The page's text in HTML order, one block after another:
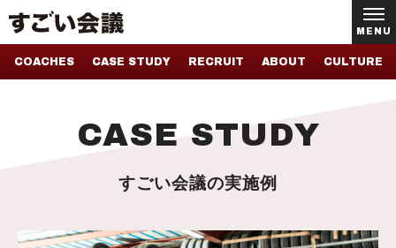
MENU
COACHES CASE STUDY RECRUIT ABOUT CULTURE
CASE STUDY
すごい会議の実施例